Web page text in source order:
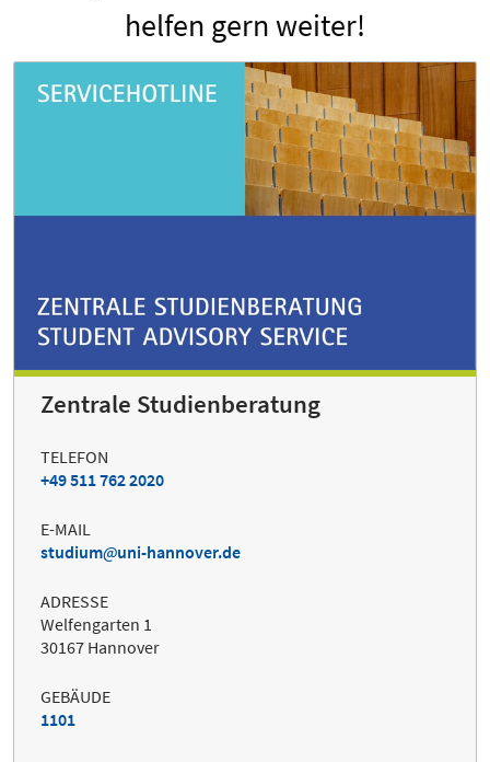
helfen gern weiter!
Zentrale Studienberatung
TELEFON
+49 511 762 2020
E-MAIL
studium
uni-hannover.de
ADRESSE
Welfengarten 1
30167 Hannover
GEBÄUDE
1101